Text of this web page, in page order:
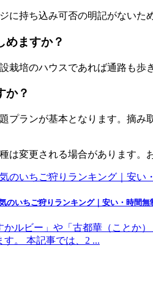
に持ち込み可否の明記がないた
めますか？
栽培のハウスであれば通路も歩
か？
プランが基本となります。摘
は変更される場合があります。
のいちご狩りランキング｜安い・時間
かルビー」や「古都華（ことか
す。 本記事では、2 ...